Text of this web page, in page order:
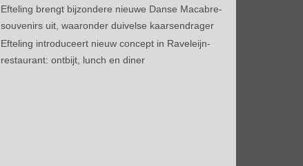
Efteling brengt bijzondere nieuwe Danse Macabre-
souvenirs uit, waaronder duivelse kaarsendrager
Efteling introduceert nieuw concept in Raveleijn-
restaurant: ontbijt, lunch en diner